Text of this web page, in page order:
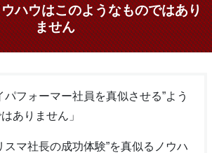
ハウはこのようなものではあり
ません
パフォーマー社員を真似させる”よう
ありません」
スマ社長の成功体験”を真似るノウハ